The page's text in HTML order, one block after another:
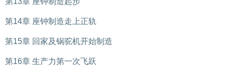
第14章 座钟制造走上正轨
第15章 回家及锅驼机开始制造
第16章 生产力第一次飞跃